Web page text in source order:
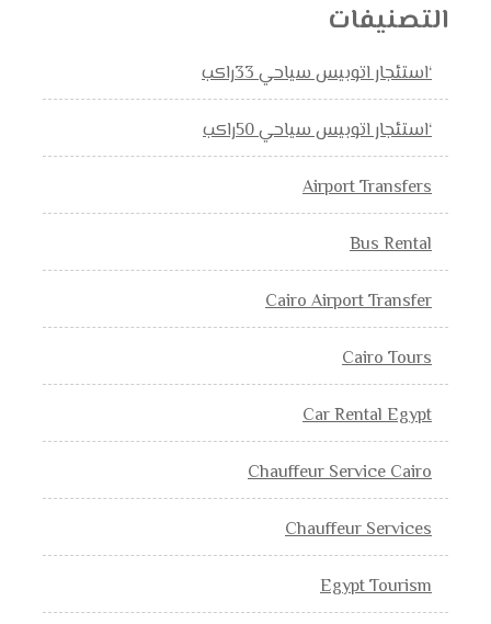
التصنيفات
‘استئجار اتوبيس سياحي 33راكب
‘استئجار اتوبيس سياحي 50راكب
Airport Transfers
Bus Rental
Cairo Airport Transfer
Cairo Tours
Car Rental Egypt
Chauffeur Service Cairo
Chauffeur Services
Egypt Tourism